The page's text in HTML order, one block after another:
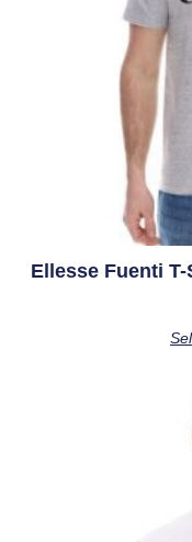
Ellesse Fuenti